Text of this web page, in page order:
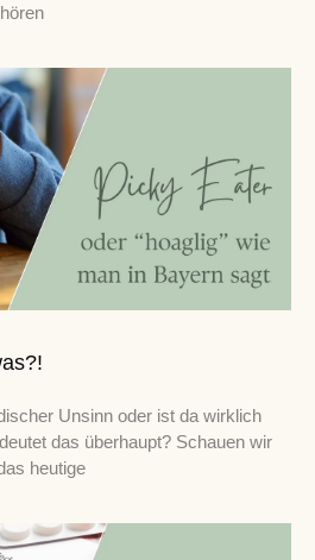
Unsinn oder ist da wirklich
das überhaupt? Schauen wir
heutige